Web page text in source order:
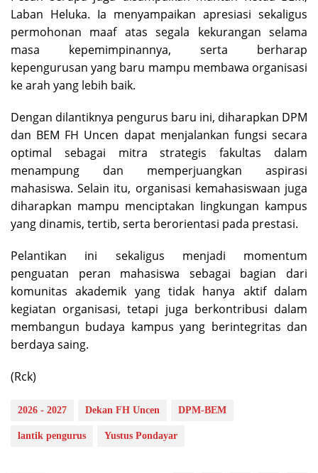
Laban Heluka. Ia menyampaikan apresiasi sekaligus
permohonan maaf atas segala kekurangan selama
masa kepemimpinannya, serta berharap
kepengurusan yang baru mampu membawa organisasi
ke arah yang lebih baik.
Dengan dilantiknya pengurus baru ini, diharapkan DPM
dan BEM FH Uncen dapat menjalankan fungsi secara
optimal sebagai mitra strategis fakultas dalam
menampung dan memperjuangkan aspirasi
mahasiswa. Selain itu, organisasi kemahasiswaan juga
diharapkan mampu menciptakan lingkungan kampus
yang dinamis, tertib, serta berorientasi pada prestasi.
Pelantikan ini sekaligus menjadi momentum
penguatan peran mahasiswa sebagai bagian dari
komunitas akademik yang tidak hanya aktif dalam
kegiatan organisasi, tetapi juga berkontribusi dalam
membangun budaya kampus yang berintegritas dan
berdaya saing.
(Rck)
2026 - 2027 Dekan FH Uncen DPM-BEM
lantik pengurus Yustus Pondayar